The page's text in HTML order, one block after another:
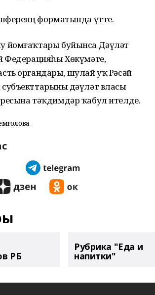
форматында үтте.
йомғаҡтары буйынса Дәүләт
Федерацияһы Хөкүмәте,
органдары, шулай уҡ Рәсәй
дәүләт власы
тәҡдимдәр ҡабул ителде.
РБ
Рубрика "Еда и
напитки"